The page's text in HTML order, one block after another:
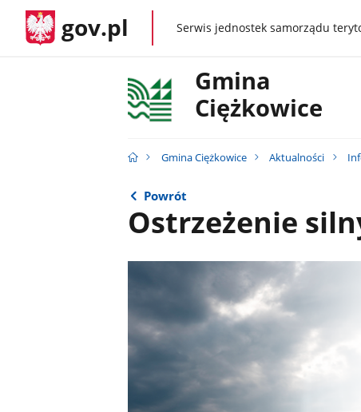
gov.pl gov.plSerwis jednostek samorządu
Gmina
Ciężkowice
Gmina Ciężkowice Aktualności
Powrót
Ostrzeżenie